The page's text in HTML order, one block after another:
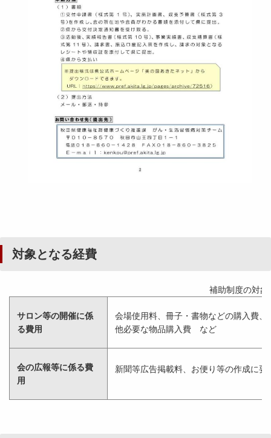
対象となる経費
補助制度の対
サロン等の開催に係
る費用
会場使用料、冊子・書物などの購入費
他必要な物品購入費 など
会の広報等に係る費
用
新聞等広告掲載料、お便り等の作成に